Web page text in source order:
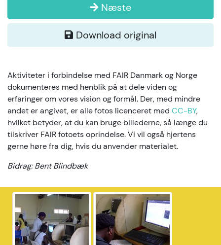
Næste
Download original
Aktiviteter i forbindelse med FAIR Danmark og Norge
dokumenteres med henblik på at dele viden og
erfaringer om vores vision og formål. Der, med mindre
andet er angivet, er alle fotos licenceret med CC-BY,
hvilket betyder, at du kan bruge billederne, så længe du
tilskriver FAIR fotoets oprindelse. Vi vil også hjertens
gerne høre fra dig, hvis du anvender materialet.
Bidrag: Bent Blindbæk